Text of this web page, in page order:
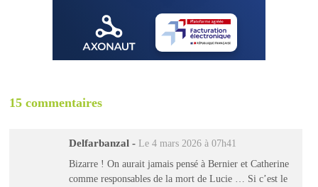
15 commentaires
Delfarbanzal - Le 4 mars 2026 à 07h41
Bizarre ! On aurait jamais pensé à Bernier et Catherine
comme responsables de la mort de Lucie … Si c’est le